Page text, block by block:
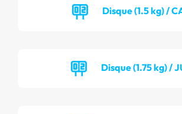
Disque (1.5 kg) /
Disque (1.75 kg) /